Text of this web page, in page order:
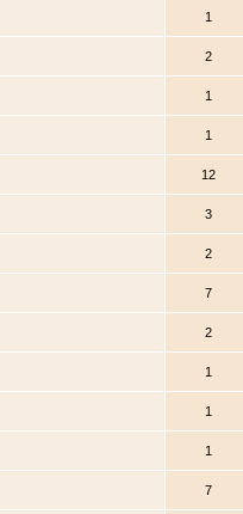
1
2
1
1
12
3
2
7
2
1
1
1
7